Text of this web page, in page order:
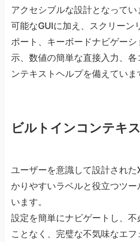
アクセシブルな設計となって
可能なGUIに加え、スクリーン
ポート、キーボードナビゲー
示、数値の簡単な直接入力、各
ンテキストヘルプを備えていま
ビルトインコンテキ
ユーザーを意識して設計され
かりやすいラベルと役立つツー
います。
設定を簡単にナビゲートし、不
ことなく、完璧な不気味なエ